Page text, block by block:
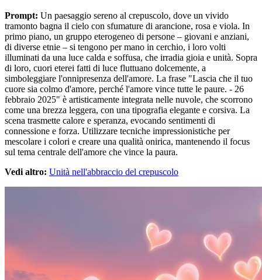
Prompt: Un paesaggio sereno al crepuscolo, dove un vivido
tramonto bagna il cielo con sfumature di arancione, rosa e viola. In
primo piano, un gruppo eterogeneo di persone – giovani e anziani,
di diverse etnie – si tengono per mano in cerchio, i loro volti
illuminati da una luce calda e soffusa, che irradia gioia e unità. Sopra
di loro, cuori eterei fatti di luce fluttuano dolcemente, a
simboleggiare l'onnipresenza dell'amore. La frase "Lascia che il tuo
cuore sia colmo d'amore, perché l'amore vince tutte le paure. - 26
febbraio 2025" è artisticamente integrata nelle nuvole, che scorrono
come una brezza leggera, con una tipografia elegante e corsiva. La
scena trasmette calore e speranza, evocando sentimenti di
connessione e forza. Utilizzare tecniche impressionistiche per
mescolare i colori e creare una qualità onirica, mantenendo il focus
sul tema centrale dell'amore che vince la paura.
Vedi altro: Unità nell'abbraccio del crepuscolo